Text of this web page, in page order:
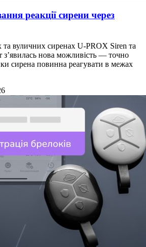
реакції сирени через
та вуличних сиренах U-PROX Siren та
нова можливість — точно
сирена повинна реагувати в межах